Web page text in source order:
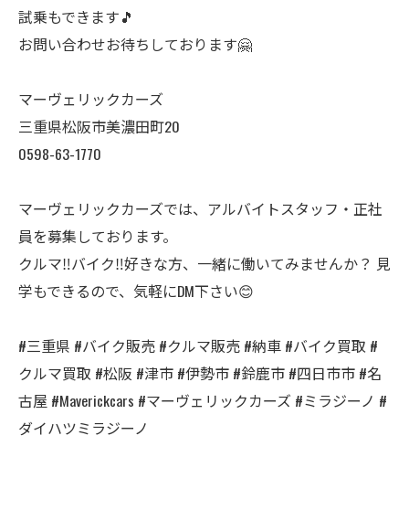
試乗もできます🎵
お問い合わせお待ちしております🤗
マーヴェリックカーズ
三重県松阪市美濃田町20
0598-63-1770
マーヴェリックカーズでは、アルバイトスタッフ・正社
員を募集しております。
クルマ‼️バイク‼️好きな方、一緒に働いてみませんか？ 見
学もできるので、気軽にDM下さい😊
#三重県 #バイク販売 #クルマ販売 #納車 #バイク買取 #
クルマ買取 #松阪 #津市 #伊勢市 #鈴鹿市 #四日市市 #名
古屋 #Maverickcars #マーヴェリックカーズ #ミラジーノ #
ダイハツミラジーノ